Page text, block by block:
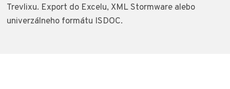
Trevlixu. Export do Excelu, XML Stormware alebo
univerzálneho formátu ISDOC.